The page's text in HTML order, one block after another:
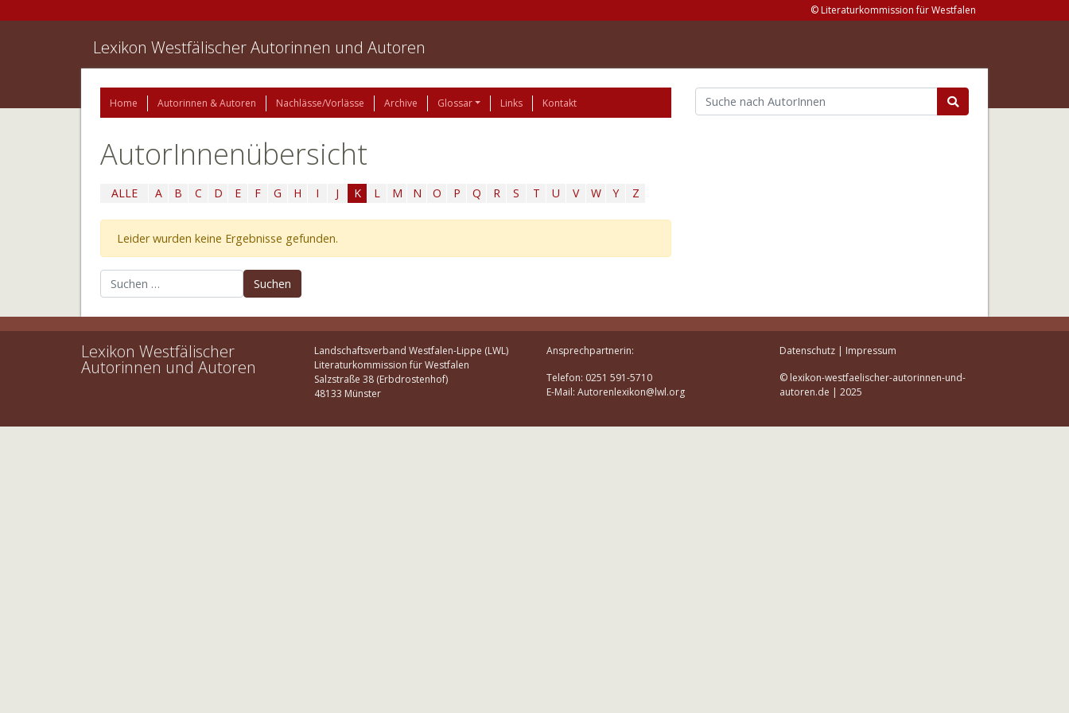
© Literaturkommission für Westfalen
Lexikon Westfälischer Autorinnen und Autoren
Home Autorinnen & Autoren Nachlässe/Vorlässe Archive Glossar Links Kontakt
AutorInnenübersicht
ALLE A B C D E F G H I J K L M N O P Q R S T U V W Y Z
Leider wurden keine Ergebnisse gefunden.
Lexikon Westfälischer
Autorinnen und Autoren
Landschaftsverband Westfalen-Lippe (LWL)
Literaturkommission für Westfalen
Salzstraße 38 (Erbdrostenhof)
48133 Münster
Ansprechpartnerin:
Telefon: 0251 591-5710
E-Mail: Autorenlexikon@lwl.org
Datenschutz| Impressum
© lexikon-westfaelischer-autorinnen-und-
autoren.de | 2025